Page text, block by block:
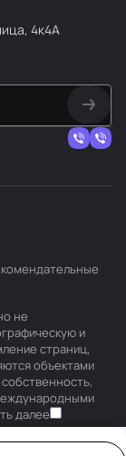
4к4А
не
и
страниц,
объектами
далее